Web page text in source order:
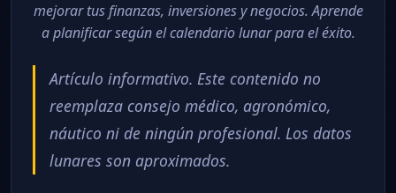
mejorar tus finanzas, inversiones y negocios. Aprende
a planificar según el calendario lunar para el éxito.
Artículo informativo. Este contenido no
reemplaza consejo médico, agronómico,
náutico ni de ningún profesional. Los datos
lunares son aproximados.